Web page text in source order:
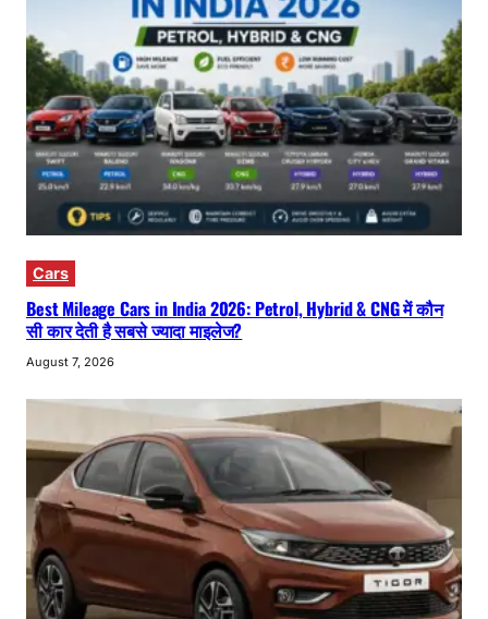
Cars
Best Mileage Cars in India 2026: Petrol, Hybrid & CNG में कौन
सी कार देती है सबसे ज्यादा माइलेज?
August 7, 2026